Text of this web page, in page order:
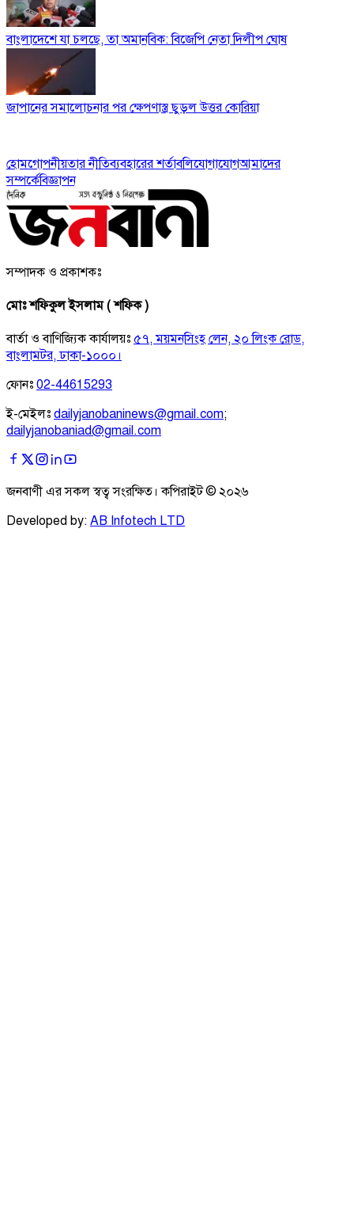
বাংলাদেশে যা চলছে, তা অমানবিক: বিজেপি নেতা দিলীপ ঘোষ
জাপানের সমালোচনার পর ক্ষেপণাস্ত্র ছুড়ল উত্তর কোরিয়া
হোমগোপনীয়তার নীতিব্যবহারের শর্তাবলিযোগাযোগআমাদের
সম্পর্কেবিজ্ঞাপন
সম্পাদক ও প্রকাশকঃ
মোঃ শফিকুল ইসলাম ( শফিক )
বার্তা ও বাণিজ্যিক কার্যালয়ঃ ৫৭, ময়মনসিংহ লেন, ২০ লিংক রোড,
বাংলামটর, ঢাকা-১০০০।
ফোনঃ 02-44615293
ই-মেইলঃ dailyjanobaninews@gmail.com;
dailyjanobaniad@gmail.com
জনবাণী এর সকল স্বত্ব সংরক্ষিত। কপিরাইট © ২০২৬
Developed by: AB Infotech LTD